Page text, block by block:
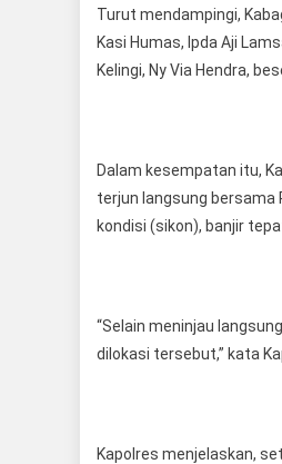
Turut mendampingi,
Kasi Humas, Ipda Aji
Kelingi, Ny Via Hendra,
Dalam kesempatan itu,
terjun langsung bersama
kondisi (sikon), banjir
“Selain meninjau
dilokasi tersebut,” kata
Kapolres menjelaskan,